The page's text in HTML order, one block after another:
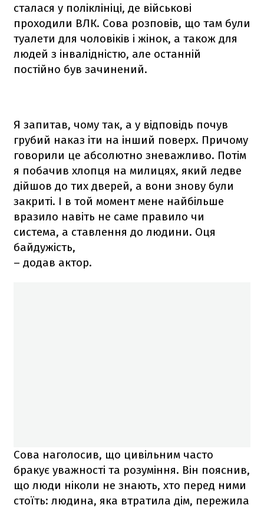
сталася у поліклініці, де військові
проходили ВЛК. Сова розповів, що там були
туалети для чоловіків і жінок, а також для
людей з інвалідністю, але останній
постійно був зачинений.
Я запитав, чому так, а у відповідь почув
грубий наказ іти на інший поверх. Причому
говорили це абсолютно зневажливо. Потім
я побачив хлопця на милицях, який ледве
дійшов до тих дверей, а вони знову були
закриті. І в той момент мене найбільше
вразило навіть не саме правило чи
система, а ставлення до людини. Оця
байдужість,
– додав актор.
Сова наголосив, що цивільним часто
бракує уважності та розуміння. Він пояснив,
що люди ніколи не знають, хто перед ними
стоїть: людина, яка втратила дім, пережила